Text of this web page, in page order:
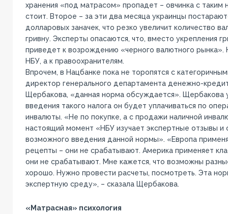
хранения «под матрасом» пропадет – овчинка с таким
стоит. Второе – за эти два месяца украинцы
долларовых заначек, что резко увеличит количество
гривну. Эксперты опасаются, что, вместо укрепления
приведет к возрождению «черного валютного рынка».
НБУ, а к правоохранителям.
Впрочем, в Нацбанке пока не торопятся с
директор генерального департамента денежно-
Щербакова, «данная норма обсуждается». Щербакова
введения такого налога он будет уплачиваться по
инвалюты. «Не по покупке, а с продажи наличной
настоящий момент «НБУ изучает экспертные отзывы и
возможного введения данной нормы». «Европа
рецепты – они не срабатывают. Америка применяет
они не срабатывают. Мне кажется, что возможны
хорошо. Нужно провести расчеты, посмотреть. Эта
экспертную среду», – сказала Щербакова.
«Матрасная» психология